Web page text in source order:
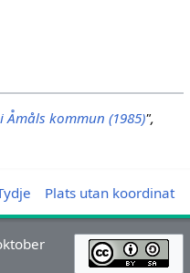
Åmåls kommun (1985)",
Plats utan koordinat